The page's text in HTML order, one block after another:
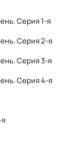
. Серия 1-я
. Серия 2-я
. Серия 3-я
. Серия 4-я